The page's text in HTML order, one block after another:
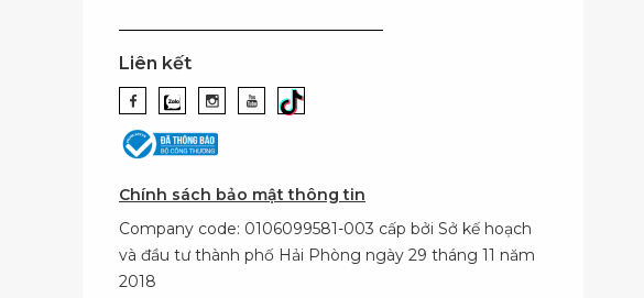
Liên kết
Chính sách bảo mật thông tin
Company code: 0106099581-003 cấp bởi Sở kế hoạch
và đầu tư thành phố Hải Phòng ngày 29 tháng 11 năm
2018